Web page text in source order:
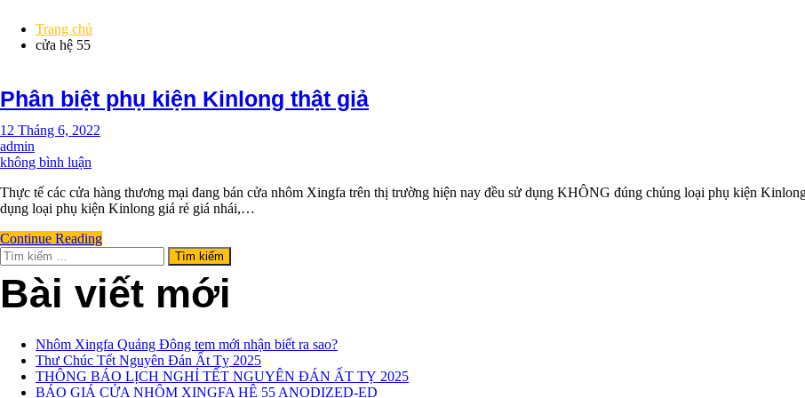
Trang chủ
cửa hệ 55
Phân biệt phụ kiện Kinlong thật giả
12 Tháng 6, 2022
admin
không bình luận
biệt
phụ
Kinlong
Thực tế các cửa hàng thương mại đang bán cửa nhôm Xingfa trên thị trường hiện nay đều sử dụng KHÔNG đúng chủng loại phụ kiện
dụng loại phụ kiện Kinlong giá rẻ giá nhái,…
Continue Reading
Tìm
kiếm
cho:
Bài viết mới
Nhôm Xingfa Quảng Đông tem mới nhận biết ra sao?
Thư Chúc Tết Nguyên Đán Ất Tỵ 2025
THÔNG BÁO LỊCH NGHỈ TẾT NGUYÊN ĐÁN ẤT TỴ 2025
BÁO GIÁ CỬA NHÔM XINGFA HỆ 55 ANODIZED-ED